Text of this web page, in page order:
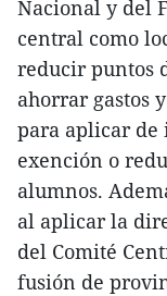
Nacional y del
central como
reducir puntos
ahorrar gastos
para aplicar
exención o
alumnos.
al aplicar la
del Comité
fusión de